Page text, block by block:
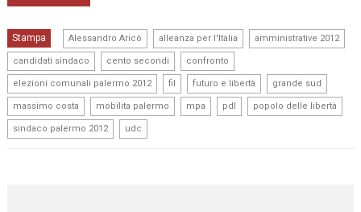
Stampa Alessandro Aricò alleanza per l'Italia amministrative 2012
candidati sindaco cento secondi confronto
elezioni comunali palermo 2012 fil futuro e libertà grande sud
massimo costa mobilita palermo mpa pdl popolo delle libertà
sindaco palermo 2012 udc